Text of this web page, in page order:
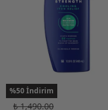
%50 İndirim
₺ 1,490.00